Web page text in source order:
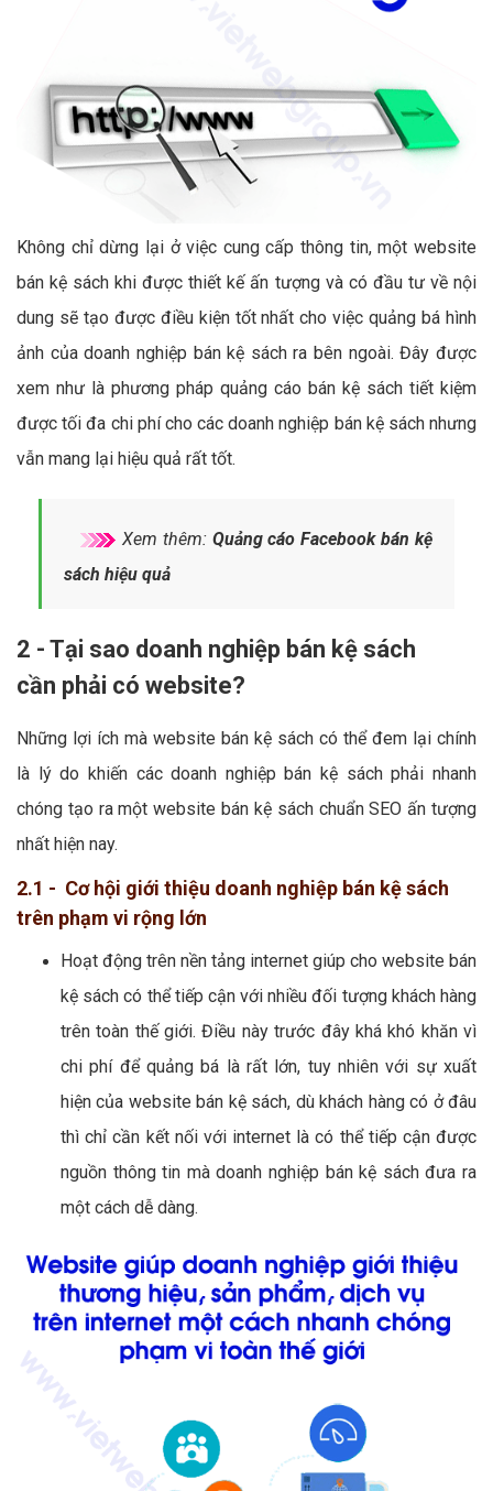
Không chỉ dừng lại ở việc cung cấp thông tin, một website
bán kệ sách khi được thiết kế ấn tượng và có đầu tư về nội
dung sẽ tạo được điều kiện tốt nhất cho việc quảng bá hình
ảnh của doanh nghiệp bán kệ sách ra bên ngoài. Đây được
xem như là phương pháp quảng cáo bán kệ sách tiết kiệm
được tối đa chi phí cho các doanh nghiệp bán kệ sách nhưng
vẫn mang lại hiệu quả rất tốt.
Xem thêm: Quảng cáo Facebook bán kệ
sách hiệu quả
2 - Tại sao doanh nghiệp bán kệ sách
cần phải có website?
Những lợi ích mà website bán kệ sách có thể đem lại chính
là lý do khiến các doanh nghiệp bán kệ sách phải nhanh
chóng tạo ra một website bán kệ sách chuẩn SEO ấn tượng
nhất hiện nay.
2.1 - Cơ hội giới thiệu doanh nghiệp bán kệ sách
trên phạm vi rộng lớn
Hoạt động trên nền tảng internet giúp cho website bán
kệ sách có thể tiếp cận với nhiều đối tượng khách hàng
trên toàn thế giới. Điều này trước đây khá khó khăn vì
chi phí để quảng bá là rất lớn, tuy nhiên với sự xuất
hiện của website bán kệ sách, dù khách hàng có ở đâu
thì chỉ cần kết nối với internet là có thể tiếp cận được
nguồn thông tin mà doanh nghiệp bán kệ sách đưa ra
một cách dễ dàng.